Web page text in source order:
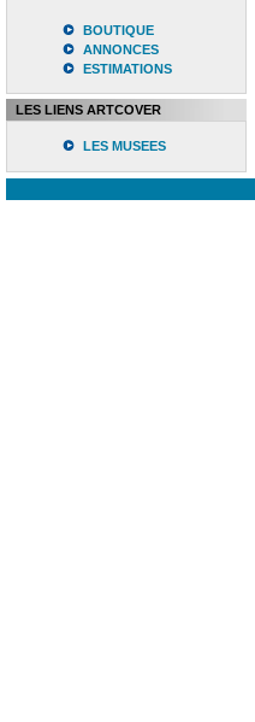
BOUTIQUE
ANNONCES
ESTIMATIONS
LES LIENS ARTCOVER
LES MUSEES